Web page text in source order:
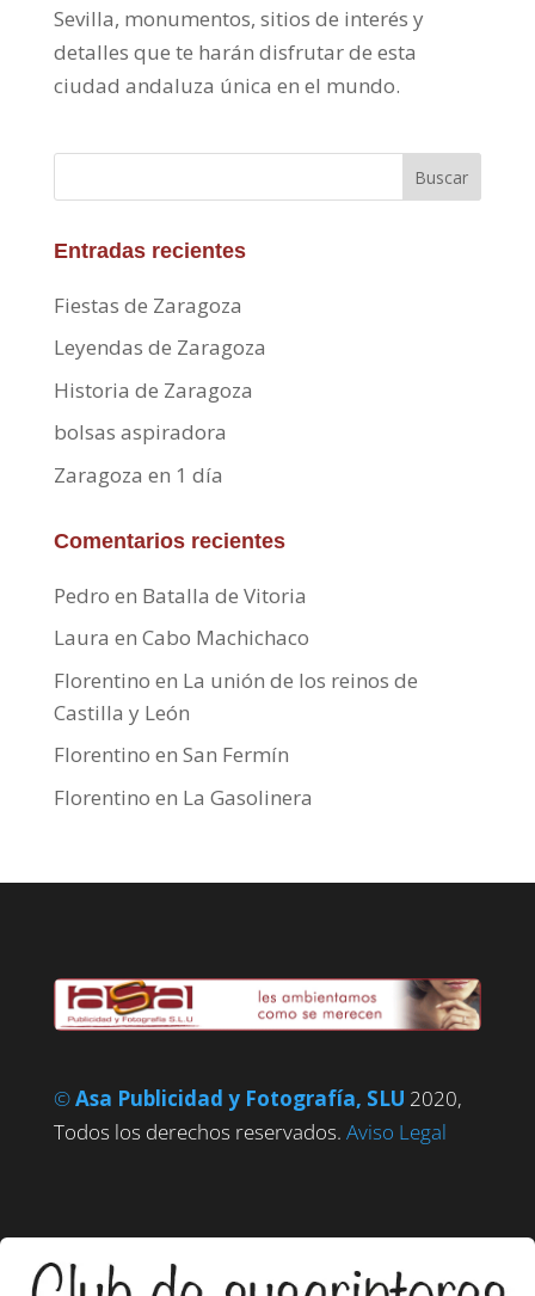
Sevilla, monumentos, sitios de interés y
detalles que te harán disfrutar de esta
ciudad andaluza única en el mundo.
Buscar
Entradas recientes
Fiestas de Zaragoza
Leyendas de Zaragoza
Historia de Zaragoza
bolsas aspiradora
Zaragoza en 1 día
Comentarios recientes
Pedro en Batalla de Vitoria
Laura en Cabo Machichaco
Florentino en La unión de los reinos de
Castilla y León
Florentino en San Fermín
Florentino en La Gasolinera
©Asa Publicidad y Fotografía, SLU 2020,
Todos los derechos reservados. Aviso Legal